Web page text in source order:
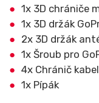
1x 3D chrániče
1x 3D držák
2x 3D držák
1x Šroub pro
4x Chránič
1x Pípák